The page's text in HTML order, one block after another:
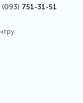
(093) 751-31-51